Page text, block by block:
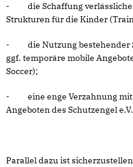
- die Schaffung
Strukturen für die Kinder
- die Nutzung bestehender
ggf. temporäre mobile
Soccer);
- eine enge Verzahnung mit
Angeboten des Schutzengel
Parallel dazu ist